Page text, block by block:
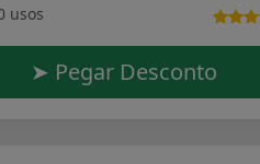
usos
➤ Pegar Desconto